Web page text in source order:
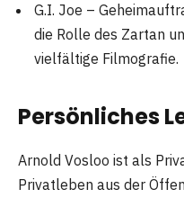
G.I. Joe –
die Rolle des Zartan
vielfältige Filmografie.
Persönliches
Arnold Vosloo ist als
Privatleben aus der